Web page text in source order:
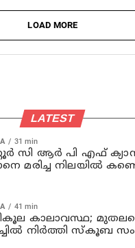
LOAD MORE
LATEST
31 min
സി ആര്‍ പി എഫ്
മരിച്ച നിലയില്‍
41 min
കാലാവസ്ഥ;
നിര്‍ത്തി സ്കൂബ